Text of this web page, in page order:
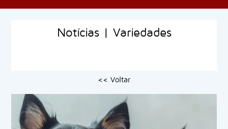
Notícias | Variedades
<< Voltar